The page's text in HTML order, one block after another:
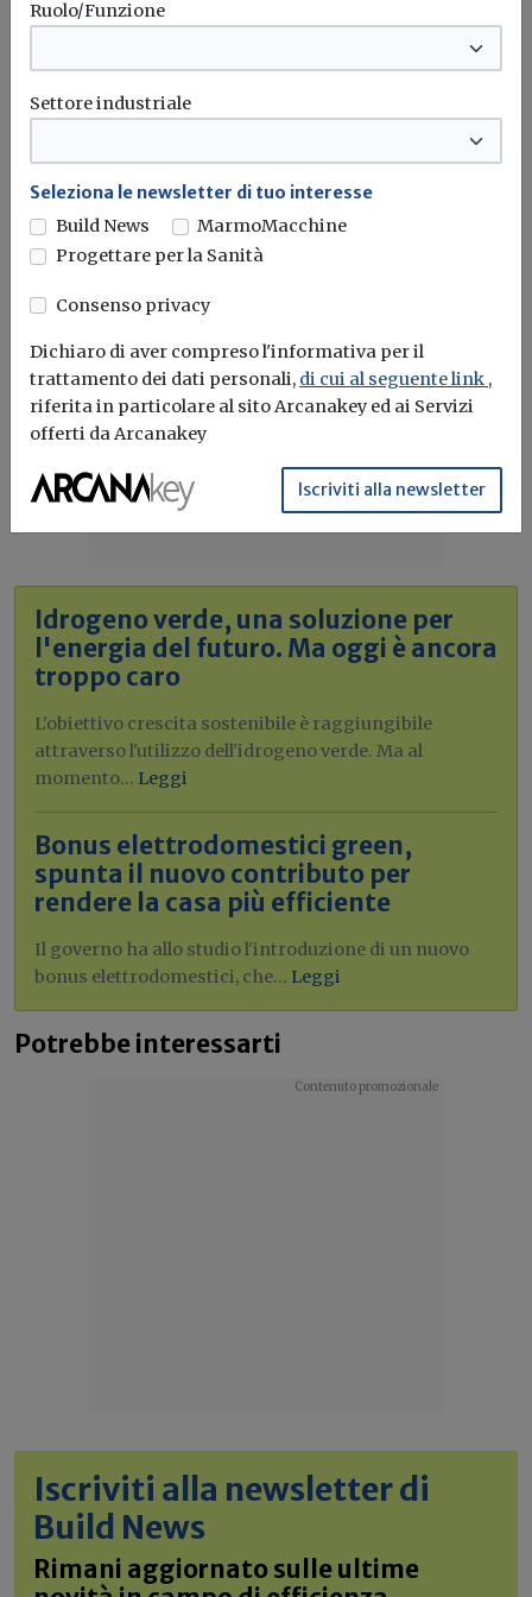
industrializzato, capace di garantire
maggiore velocità, qualità e prestazioni
su scala sempre più ampia.
Idrogeno verde, una soluzione per
l'energia del futuro. Ma oggi è ancora
troppo caro
L'obiettivo crescita sostenibile è raggiungibile
attraverso l'utilizzo dell'idrogeno verde. Ma al
momento... Leggi
Bonus elettrodomestici green,
spunta il nuovo contributo per
rendere la casa più efficiente
Il governo ha allo studio l'introduzione di un nuovo
bonus elettrodomestici, che... Leggi
Potrebbe interessarti
Iscriviti alla newsletter di
Build News
Rimani aggiornato sulle ultime
Ruolo/Funzione
Settore industriale
Seleziona le newsletter di tuo interesse
Build News
MarmoMacchine
Progettare per la Sanità
Consenso privacy
Dichiaro di aver compreso l'informativa per il
trattamento dei dati personali, di cui al seguente link ,
riferita in particolare al sito Arcanakey ed ai Servizi
offerti da Arcanakey
Iscriviti alla newsletter